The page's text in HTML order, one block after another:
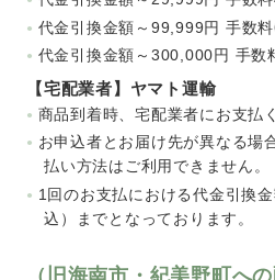
代金引換金額～99,999円 手数料
代金引換金額～300,000円 手数
【宅配業者】ヤマト運輸
商品到着時、宅配業者にお支払
お申込者とお届け先が異なる場
払い方法はご利用できません。
1回のお支払における代金引換
込）までとなっております。
（旧海南市・紀美野町へ